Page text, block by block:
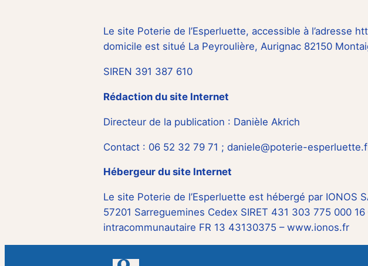
Le site Poterie de l’Esperluette, accessible à
domicile est situé La Peyroulière, Aurignac 82150
SIREN 391 387 610
Rédaction du site Internet
Directeur de la publication : Danièle Akrich
Contact : 06 52 32 79 71 ; daniele@poterie-
Hébergeur du site Internet
Le site Poterie de l’Esperluette est hébergé par IONOS
57201 Sarreguemines Cedex SIRET 431 303 775 000
intracommunautaire FR 13 43130375 – www.ionos.fr